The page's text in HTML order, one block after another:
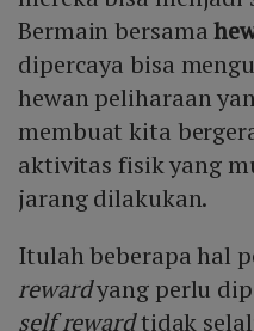
Bermain bersama
dipercaya bisa
hewan peliharaan
membuat kita
aktivitas fisik yang
jarang dilakukan.
Itulah beberapa hal
rewardyang perlu
self rewardtidak